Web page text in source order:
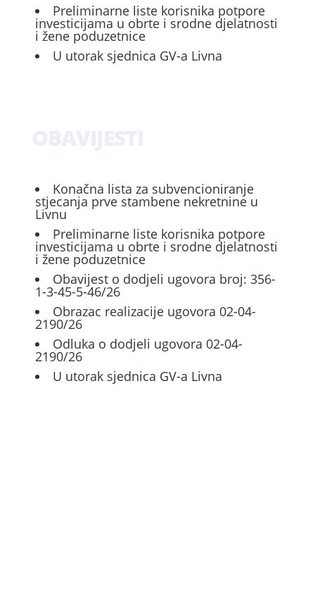
Preliminarne liste korisnika potpore
investicijama u obrte i srodne djelatnosti
i žene poduzetnice
U utorak sjednica GV-a Livna
Konačna lista za subvencioniranje
stjecanja prve stambene nekretnine u
Livnu
Preliminarne liste korisnika potpore
investicijama u obrte i srodne djelatnosti
i žene poduzetnice
Obavijest o dodjeli ugovora broj: 356-
1-3-45-5-46/26
Obrazac realizacije ugovora 02-04-
2190/26
Odluka o dodjeli ugovora 02-04-
2190/26
U utorak sjednica GV-a Livna